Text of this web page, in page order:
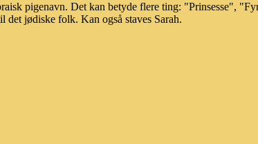
pigenavn. Det kan betyde flere ting: "Prinsesse",
det jødiske folk. Kan også staves Sarah.